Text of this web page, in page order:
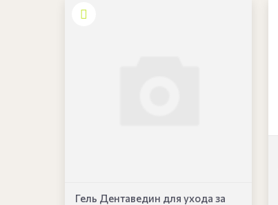
Гель Дентаведин для ухода за